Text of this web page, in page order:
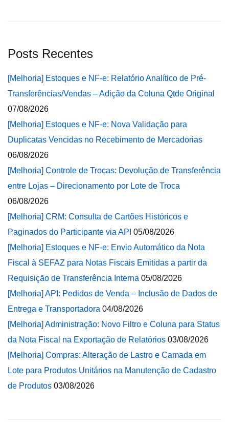
Posts Recentes
[Melhoria] Estoques e NF-e: Relatório Analítico de Pré-
Transferências/Vendas – Adição da Coluna Qtde Original
07/08/2026
[Melhoria] Estoques e NF-e: Nova Validação para
Duplicatas Vencidas no Recebimento de Mercadorias
06/08/2026
[Melhoria] Controle de Trocas: Devolução de Transferência
entre Lojas – Direcionamento por Lote de Troca
06/08/2026
[Melhoria] CRM: Consulta de Cartões Históricos e
Paginados do Participante via API 05/08/2026
[Melhoria] Estoques e NF-e: Envio Automático da Nota
Fiscal à SEFAZ para Notas Fiscais Emitidas a partir da
Requisição de Transferência Interna 05/08/2026
[Melhoria] API: Pedidos de Venda – Inclusão de Dados de
Entrega e Transportadora 04/08/2026
[Melhoria] Administração: Novo Filtro e Coluna para Status
da Nota Fiscal na Exportação de Relatórios 03/08/2026
[Melhoria] Compras: Alteração de Lastro e Camada em
Lote para Produtos Unitários na Manutenção de Cadastro
de Produtos 03/08/2026